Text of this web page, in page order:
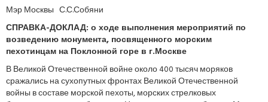
Мэр Москвы С.С.Собяни
СПРАВКА-ДОКЛАД: о ходе выполнения мероприятий по
возведению монумента, посвященного морским
пехотинцам на Поклонной горе в г.Москве
В Великой Отечественной войне около 400 тысяч моряков
сражались на сухопутных фронтах Великой Отечественной
войны в составе морской пехоты, морских стрелковых